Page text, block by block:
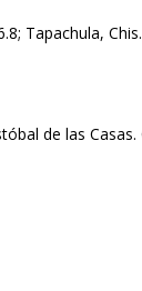
Tapachula,
de las